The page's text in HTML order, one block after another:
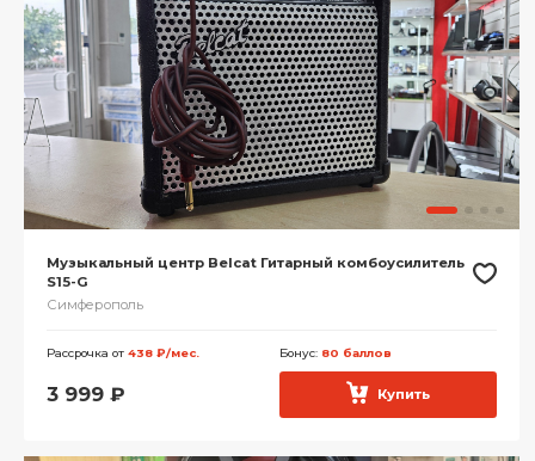
Музыкальный центр Belcat Гитарный комбоусилитель
S15-G
Симферополь
Рассрочка от 438 ₽/мес. Бонус: 80 баллов
3 999 ₽ Купить